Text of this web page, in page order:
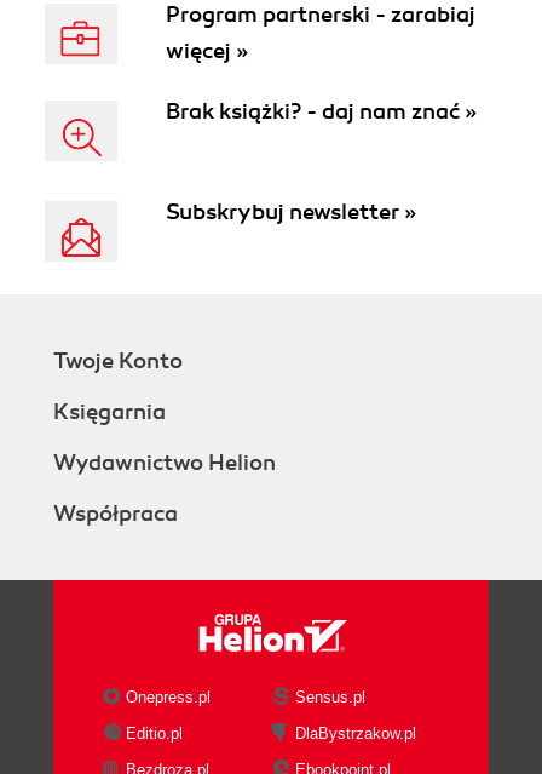
Program partnerski - zarabiaj
więcej »
Brak książki? - daj nam znać »
Subskrybuj newsletter »
Twoje Konto
Księgarnia
Wydawnictwo Helion
Współpraca
Onepress.pl
Sensus.pl
Editio.pl
DlaBystrzakow.pl
Bezdroza.pl
Ebookpoint.pl